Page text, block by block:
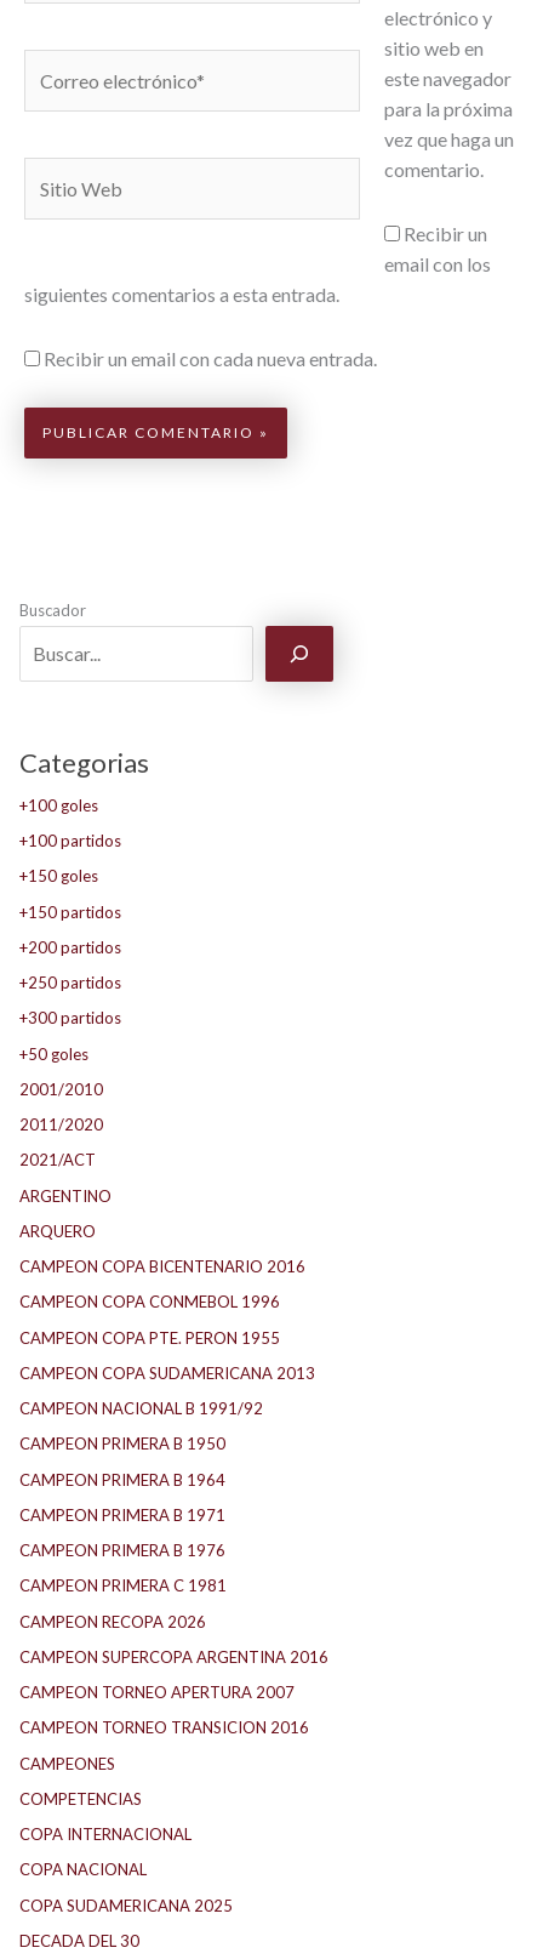
electrónico*
Web
electrónico y
sitio web en
este navegador
para la próxima
vez que haga un
comentario.
Recibir un
email con los
siguientes comentarios a esta entrada.
Recibir un email con cada nueva entrada.
Buscador
Categorias
+100 goles
+100 partidos
+150 goles
+150 partidos
+200 partidos
+250 partidos
+300 partidos
+50 goles
2001/2010
2011/2020
2021/ACT
ARGENTINO
ARQUERO
CAMPEON COPA BICENTENARIO 2016
CAMPEON COPA CONMEBOL 1996
CAMPEON COPA PTE. PERON 1955
CAMPEON COPA SUDAMERICANA 2013
CAMPEON NACIONAL B 1991/92
CAMPEON PRIMERA B 1950
CAMPEON PRIMERA B 1964
CAMPEON PRIMERA B 1971
CAMPEON PRIMERA B 1976
CAMPEON PRIMERA C 1981
CAMPEON RECOPA 2026
CAMPEON SUPERCOPA ARGENTINA 2016
CAMPEON TORNEO APERTURA 2007
CAMPEON TORNEO TRANSICION 2016
CAMPEONES
COMPETENCIAS
COPA INTERNACIONAL
COPA NACIONAL
COPA SUDAMERICANA 2025
DECADA DEL 30